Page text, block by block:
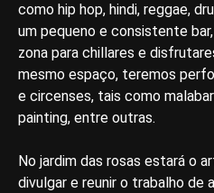
como hip hop, hindi, reggae,
um pequeno e consistente
zona para chillares e
mesmo espaço, teremos
e circenses, tais como
painting, entre outras.
No jardim das rosas estará o
divulgar e reunir o trabalho de